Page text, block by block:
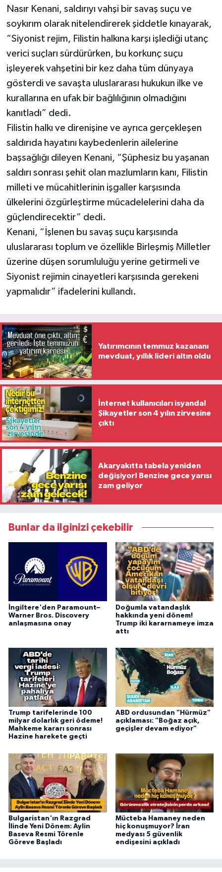
Nasır Kenani, saldırıyı vahşi bir savaş suçu ve
soykırım olarak nitelendirerek şiddetle kınayarak,
“Siyonist rejim, Filistin halkına karşı işlediği utanç
verici suçları sürdürürken, bu korkunç suçu
işleyerek vahşetini bir kez daha tüm dünyaya
gösterdi ve savaşta uluslararası hukukun ilke ve
kurallarına en ufak bir bağlılığının olmadığını
kanıtladı” dedi.
Filistin halkı ve direnişine ve ayrıca gerçekleşen
saldırıda hayatını kaybedenlerin ailelerine
başsağlığı dileyen Kenani, “Şüphesiz bu yaşanan
saldırı sonrası şehit olan mazlumların kanı, Filistin
milleti ve mücahitlerinin işgaller karşısında
ülkelerini özgürleştirme mücadelelerini daha da
güçlendirecektir” dedi.
Kenani, “İşlenen bu savaş suçu karşısında
uluslararası toplum ve özellikle Birleşmiş Milletler
üzerine düşen sorumluluğu yerine getirmeli ve
Siyonist rejimin cinayetleri karşısında gerekeni
yapmalıdır” ifadelerini kullandı.
Yatırımcının temmuz kazananı
mevduat, yıllık lideri altın oldu
İnternet kullanıcıları isyanda!
Şikayetler son 4 yılın zirvesine
çıktı
Akaryakıtta tabela yeniden
değişiyor! Benzine gece yarısı
zam geliyor
Bunlar da ilginizi çekebilir
İngiltere'den Paramount–
Warner Bros. Discovery
anlaşmasına onay
Doğumla vatandaşlık
hakkında yeni dönem!
Trump iki kararnameye imza
attı
Trump tarifelerinde 100
milyar dolarlık geri ödeme!
Mahkeme kararı sonrası
Hazine harekete geçti
ABD ordusundan "Hürmüz"
açıklaması: "Boğaz açık,
geçişler devam ediyor"
Bulgaristan'ın Razgrad
İlinde Yeni Dönem: Aylin
Baseva Resmi Törenle
Göreve Başladı
Mücteba Hamaney neden
hiç konuşmuyor? İran
medyası 5 güvenlik
endişesini açıkladı